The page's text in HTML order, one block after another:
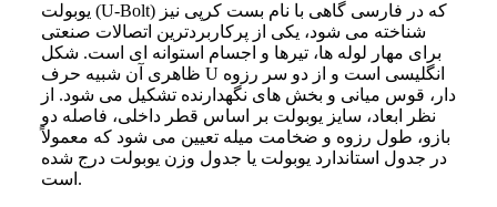
یوبولت (U-Bolt) که در فارسی گاهی با نام بست کرپی نیز
شناخته می‌ شود، یکی از پرکاربردترین اتصالات صنعتی
برای مهار لوله‌ ها، تیرها و اجسام استوانه‌ ای است. شکل
ظاهری آن شبیه حرف U انگلیسی است و از دو سر رزوه‌
دار، قوس میانی و بخش‌ های نگهدارنده تشکیل می‌ شود. از
نظر ابعاد، سایز یوبولت بر اساس قطر داخلی، فاصله دو
بازو، طول رزوه و ضخامت میله تعیین می‌ شود که معمولاً
در جدول استاندارد یوبولت یا جدول وزن یوبولت درج شده
است.